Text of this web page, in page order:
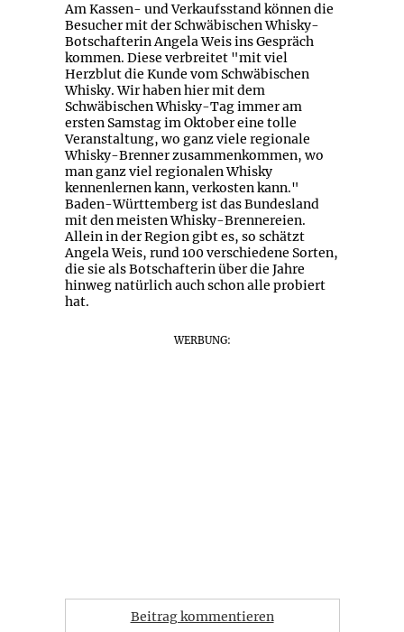
Am Kassen- und Verkaufsstand können die
Besucher mit der Schwäbischen Whisky-
Botschafterin Angela Weis ins Gespräch
kommen. Diese verbreitet "mit viel
Herzblut die Kunde vom Schwäbischen
Whisky. Wir haben hier mit dem
Schwäbischen Whisky-Tag immer am
ersten Samstag im Oktober eine tolle
Veranstaltung, wo ganz viele regionale
Whisky-Brenner zusammenkommen, wo
man ganz viel regionalen Whisky
kennenlernen kann, verkosten kann."
Baden-Württemberg ist das Bundesland
mit den meisten Whisky-Brennereien.
Allein in der Region gibt es, so schätzt
Angela Weis, rund 100 verschiedene Sorten,
die sie als Botschafterin über die Jahre
hinweg natürlich auch schon alle probiert
hat.
WERBUNG:
Beitrag kommentieren